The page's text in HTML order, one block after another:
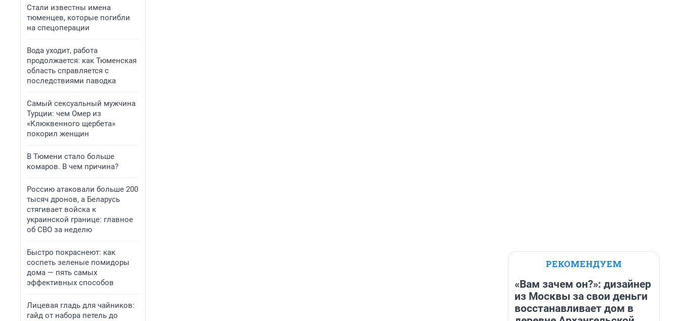
Стали известны имена
тюменцев, которые погибли
на спецоперации
Вода уходит, работа
продолжается: как Тюменская
область справляется с
последствиями паводка
Самый сексуальный мужчина
Турции: чем Омер из
«Клюквенного щербета»
покорил женщин
В Тюмени стало больше
комаров. В чем причина?
Россию атаковали больше 200
тысяч дронов, а Беларусь
стягивает войска к
украинской границе: главное
об СВО за неделю
Быстро покраснеют: как
соспеть зеленые помидоры
дома — пять самых
эффективных способов
Лицевая гладь для чайников:
гайд от набора петель до
РЕКОМЕНДУЕМ
«Вам зачем он?»: дизайнер
из Москвы за свои деньги
восстанавливает дом в